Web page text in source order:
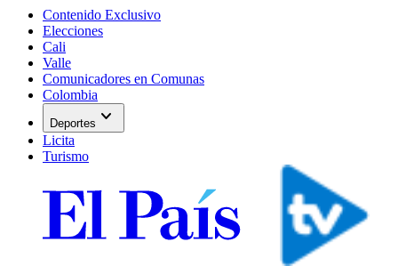
Contenido Exclusivo
Elecciones
Cali
Valle
Comunicadores en Comunas
Colombia
Deportes expand_more
Licita
Turismo